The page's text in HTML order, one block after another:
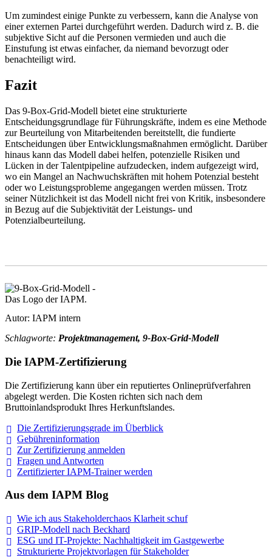
Um zumindest einige Punkte zu verbessern, kann die Analyse von
einer externen Partei durchgeführt werden. Dadurch wird z. B. die
subjektive Sicht auf die Personen vermieden und auch die
Einstufung ist etwas einfacher, da niemand bevorzugt oder
benachteiligt wird.
Fazit
Das 9-Box-Grid-Modell bietet eine strukturierte
Entscheidungsgrundlage für Führungskräfte, indem es eine Methode
zur Beurteilung von Mitarbeitenden bereitstellt, die fundierte
Entscheidungen über Entwicklungsmaßnahmen ermöglicht. Darüber
hinaus kann das Modell dabei helfen, potenzielle Risiken und
Lücken in der Talentpipeline aufzudecken, indem aufgezeigt wird,
wo ein Mangel an Nachwuchskräften mit hohem Potenzial besteht
oder wo Leistungsprobleme angegangen werden müssen. Trotz
seiner Nützlichkeit ist das Modell nicht frei von Kritik, insbesondere
in Bezug auf die Subjektivität der Leistungs- und
Potenzialbeurteilung.
Autor: IAPM intern
Schlagworte: Projektmanagement, 9-Box-Grid-Modell
Die IAPM-Zertifizierung
Die Zertifizierung kann über ein reputiertes Onlineprüfverfahren
abgelegt werden. Die Kosten richten sich nach dem
Bruttoinlandsprodukt Ihres Herkunftslandes.
Die Zertifizierungsgrade im Überblick
Gebühreninformation
Zur Zertifizierung anmelden
Fragen und Antworten
Zertifizierter IAPM-Trainerwerden
Aus dem IAPM Blog
Wie ich aus Stakeholderchaos Klarheit schuf
GRIP-Modell nach Beckhard
ESG und IT-Projekte: Nachhaltigkeit im Gastgewerbe
Strukturierte Projektvorlagen für Stakeholder